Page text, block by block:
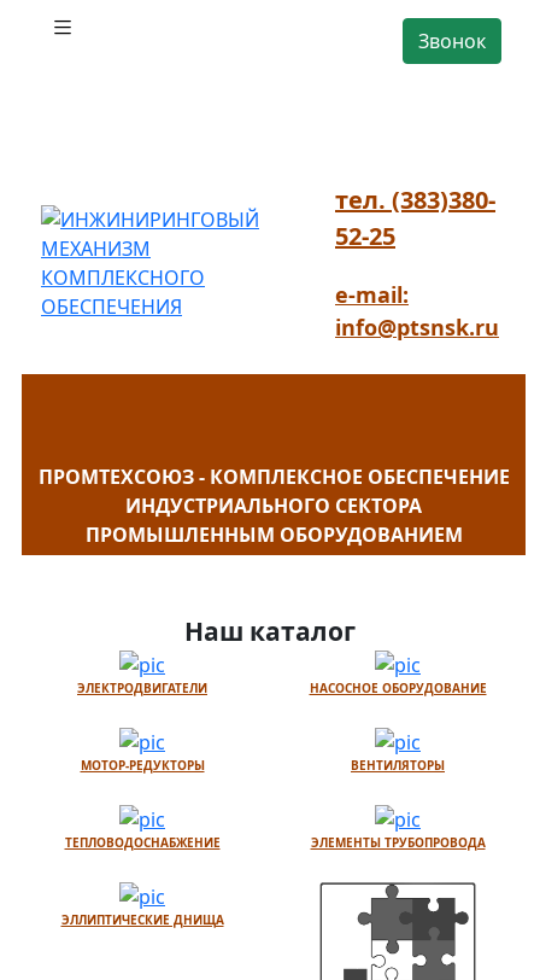
Звонок
тел. (383)380-
52-25
e-mail:
info@ptsnsk.ru
ПРОМТЕХСОЮЗ - КОМПЛЕКСНОЕ ОБЕСПЕЧЕНИЕ
ИНДУСТРИАЛЬНОГО СЕКТОРА
ПРОМЫШЛЕННЫМ ОБОРУДОВАНИЕМ
Наш каталог
ЭЛЕКТРОДВИГАТЕЛИ НАСОСНОЕ ОБОРУДОВАНИЕ
МОТОР-РЕДУКТОРЫ ВЕНТИЛЯТОРЫ
ТЕПЛОВОДОСНАБЖЕНИЕ ЭЛЕМЕНТЫ ТРУБОПРОВОДА
ЭЛЛИПТИЧЕСКИЕ ДНИЩА